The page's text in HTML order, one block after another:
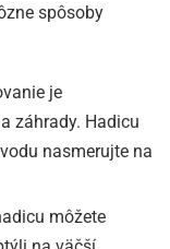
spôsoby
je
záhrady. Hadicu
nasmerujte na
môžete